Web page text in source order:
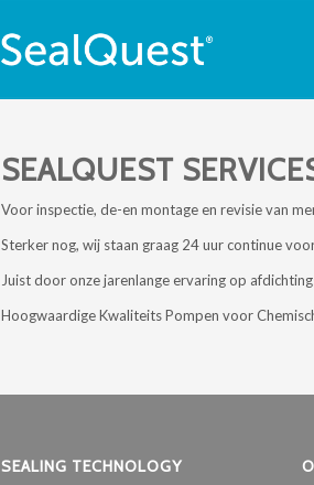
SEALQUEST
Voor inspectie, de-en montage en revisie van
Sterker nog, wij staan graag 24 uur continue
Juist door onze jarenlange ervaring op
Hoogwaardige Kwaliteits Pompen voor
SEALING TECHNOLOGY